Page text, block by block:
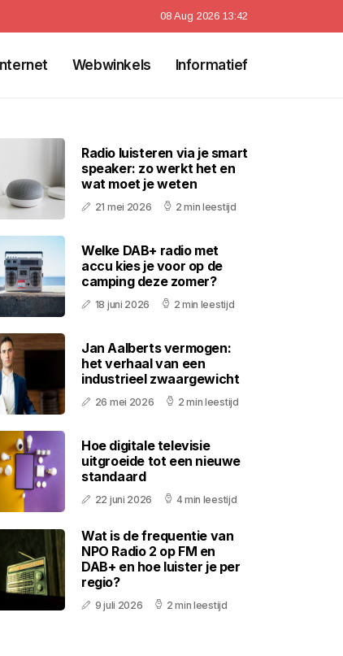
08 Aug 2026 13:42
Internet Webwinkels Informatief
Radio luisteren via je smart
speaker: zo werkt het en
wat moet je weten
21 mei 2026 2 min leestijd
Welke DAB+ radio met
accu kies je voor op de
camping deze zomer?
18 juni 2026 2 min leestijd
Jan Aalberts vermogen:
het verhaal van een
industrieel zwaargewicht
26 mei 2026 2 min leestijd
Hoe digitale televisie
uitgroeide tot een nieuwe
standaard
22 juni 2026 4 min leestijd
Wat is de frequentie van
NPO Radio 2 op FM en
DAB+ en hoe luister je per
regio?
9 juli 2026 2 min leestijd